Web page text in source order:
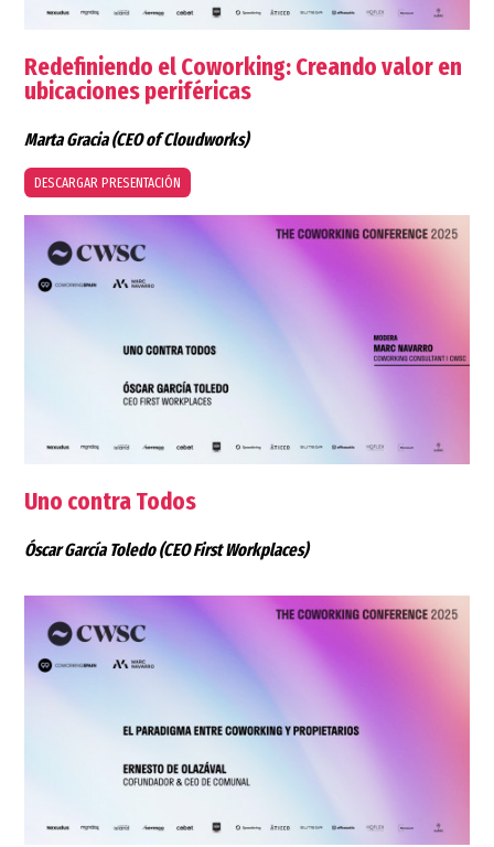
Redefiniendo el Coworking: Creando valor en
ubicaciones periféricas
Marta Gracia(CEO of Cloudworks)
DESCARGAR PRESENTACIÓN
Uno contra Todos
Óscar García Toledo(CEO First Workplaces)